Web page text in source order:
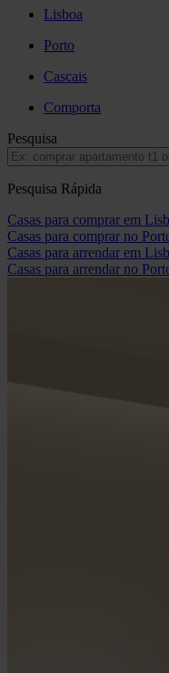
Lisboa
Porto
Cascais
Comporta
Pesquisa
Pesquisa Rápida
Casas para comprar em
Casas para comprar no
Casas para arrendar em
Casas para arrendar no